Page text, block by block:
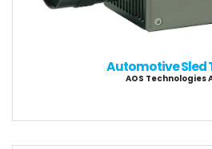
Automotive Sled
AOS Technologies